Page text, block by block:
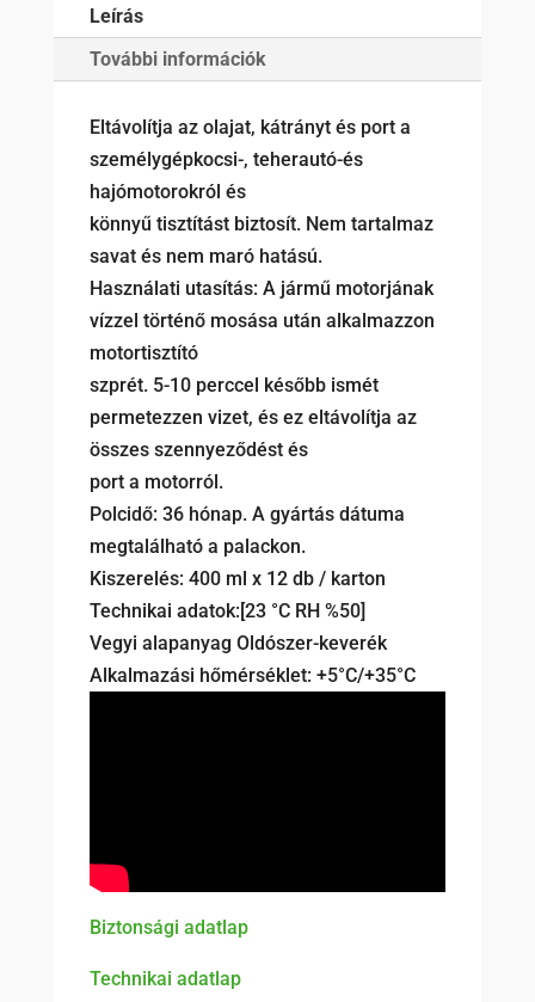
Leírás
További információk
Eltávolítja az olajat, kátrányt és port a
személygépkocsi-, teherautó-és
hajómotorokról és
könnyű tisztítást biztosít. Nem tartalmaz
savat és nem maró hatású.
Használati utasítás: A jármű motorjának
vízzel történő mosása után alkalmazzon
motortisztító
szprét. 5-10 perccel később ismét
permetezzen vizet, és ez eltávolítja az
összes szennyeződést és
port a motorról.
Polcidő: 36 hónap. A gyártás dátuma
megtalálható a palackon.
Kiszerelés: 400 ml x 12 db / karton
Technikai adatok:[23 °C RH %50]
Vegyi alapanyag Oldószer-keverék
Alkalmazási hőmérséklet: +5°C/+35°C
Biztonsági adatlap
Technikai adatlap